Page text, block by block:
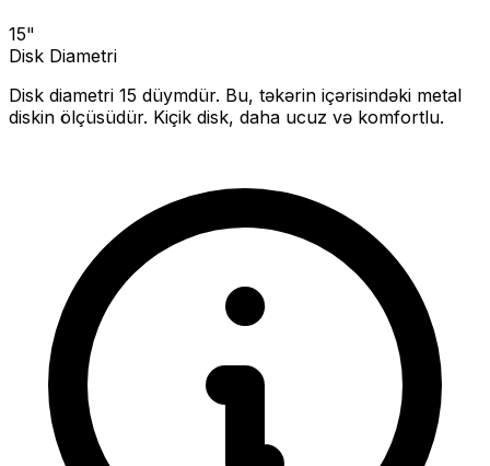
15"
Disk Diametri
Disk diametri 15 düymdür. Bu, təkərin içərisindəki metal
diskin ölçüsüdür. Kiçik disk, daha ucuz və komfortlu.